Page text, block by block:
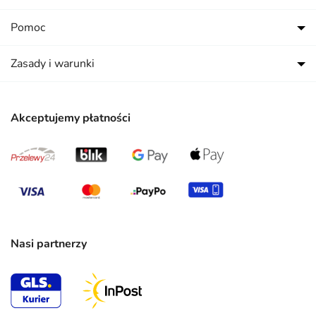
Akceptujemy płatności
Nasi partnerzy
Pomoc
Zasady i warunki